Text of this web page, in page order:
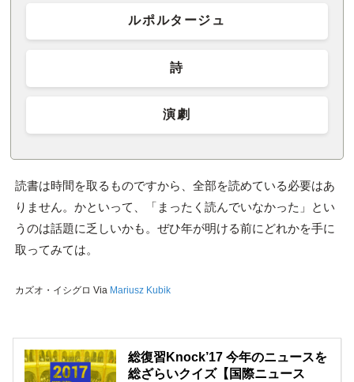
ルポルタージュ
詩
演劇
読書は時間を取るものですから、全部を読めている必要はあ
りません。かといって、「まったく読んでいなかった」とい
うのは話題に乏しいかも。ぜひ年が明ける前にどれかを手に
取ってみては。
カズオ・イシグロ Via Mariusz Kubik
総復習Knock’17 今年のニュースを
総ざらいクイズ【国際ニュース